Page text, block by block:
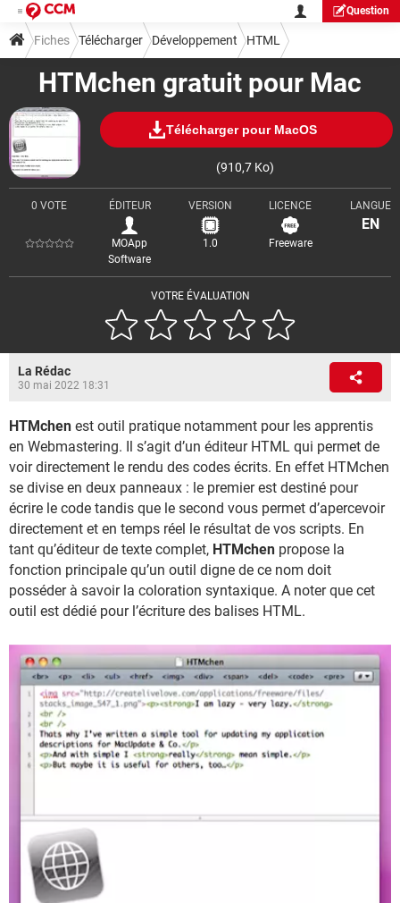
Question
HTMchen gratuit pour Mac
Télécharger pour MacOS
(910,7 Ko)
VOTRE ÉVALUATION
0 VOTE ÉDITEUR
MOApp
Software
VERSION
1.0
LICENCE
Freeware
LANGUE
EN
Fiches Télécharger Développement HTML
La Rédac
30 mai 2022 18:31
HTMchen est outil pratique notamment pour les apprentis
en Webmastering. Il s’agit d’un éditeur HTML qui permet de
voir directement le rendu des codes écrits. En effet HTMchen
se divise en deux panneaux : le premier est destiné pour
écrire le code tandis que le second vous permet d’apercevoir
directement et en temps réel le résultat de vos scripts. En
tant qu’éditeur de texte complet, HTMchen propose la
fonction principale qu’un outil digne de ce nom doit
posséder à savoir la coloration syntaxique. A noter que cet
outil est dédié pour l’écriture des balises HTML.